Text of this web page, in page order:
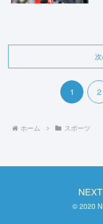
1 2
ホーム スポーツ
© 2020